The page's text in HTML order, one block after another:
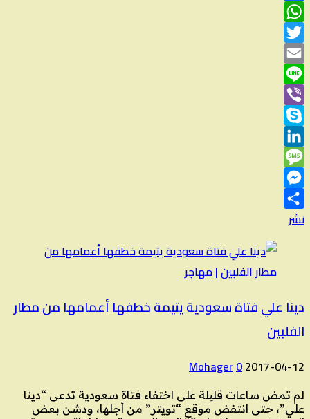
Facebook
WhatsApp
Twitter
Email
Line
Viber
Skype
LinkedIn
Message
Messenger
نشر
دينا علي فتاة سعودية يتيمة خطفها أعمامها من مطار
الفلبين
2017-04-12
Mohager0
لم تمض ساعات قليلة على اختفاء فتاة سعودية تدعى “دينا
علي”، حتى انتفض موقع “تويتر” من أجلها، ودشن بعض